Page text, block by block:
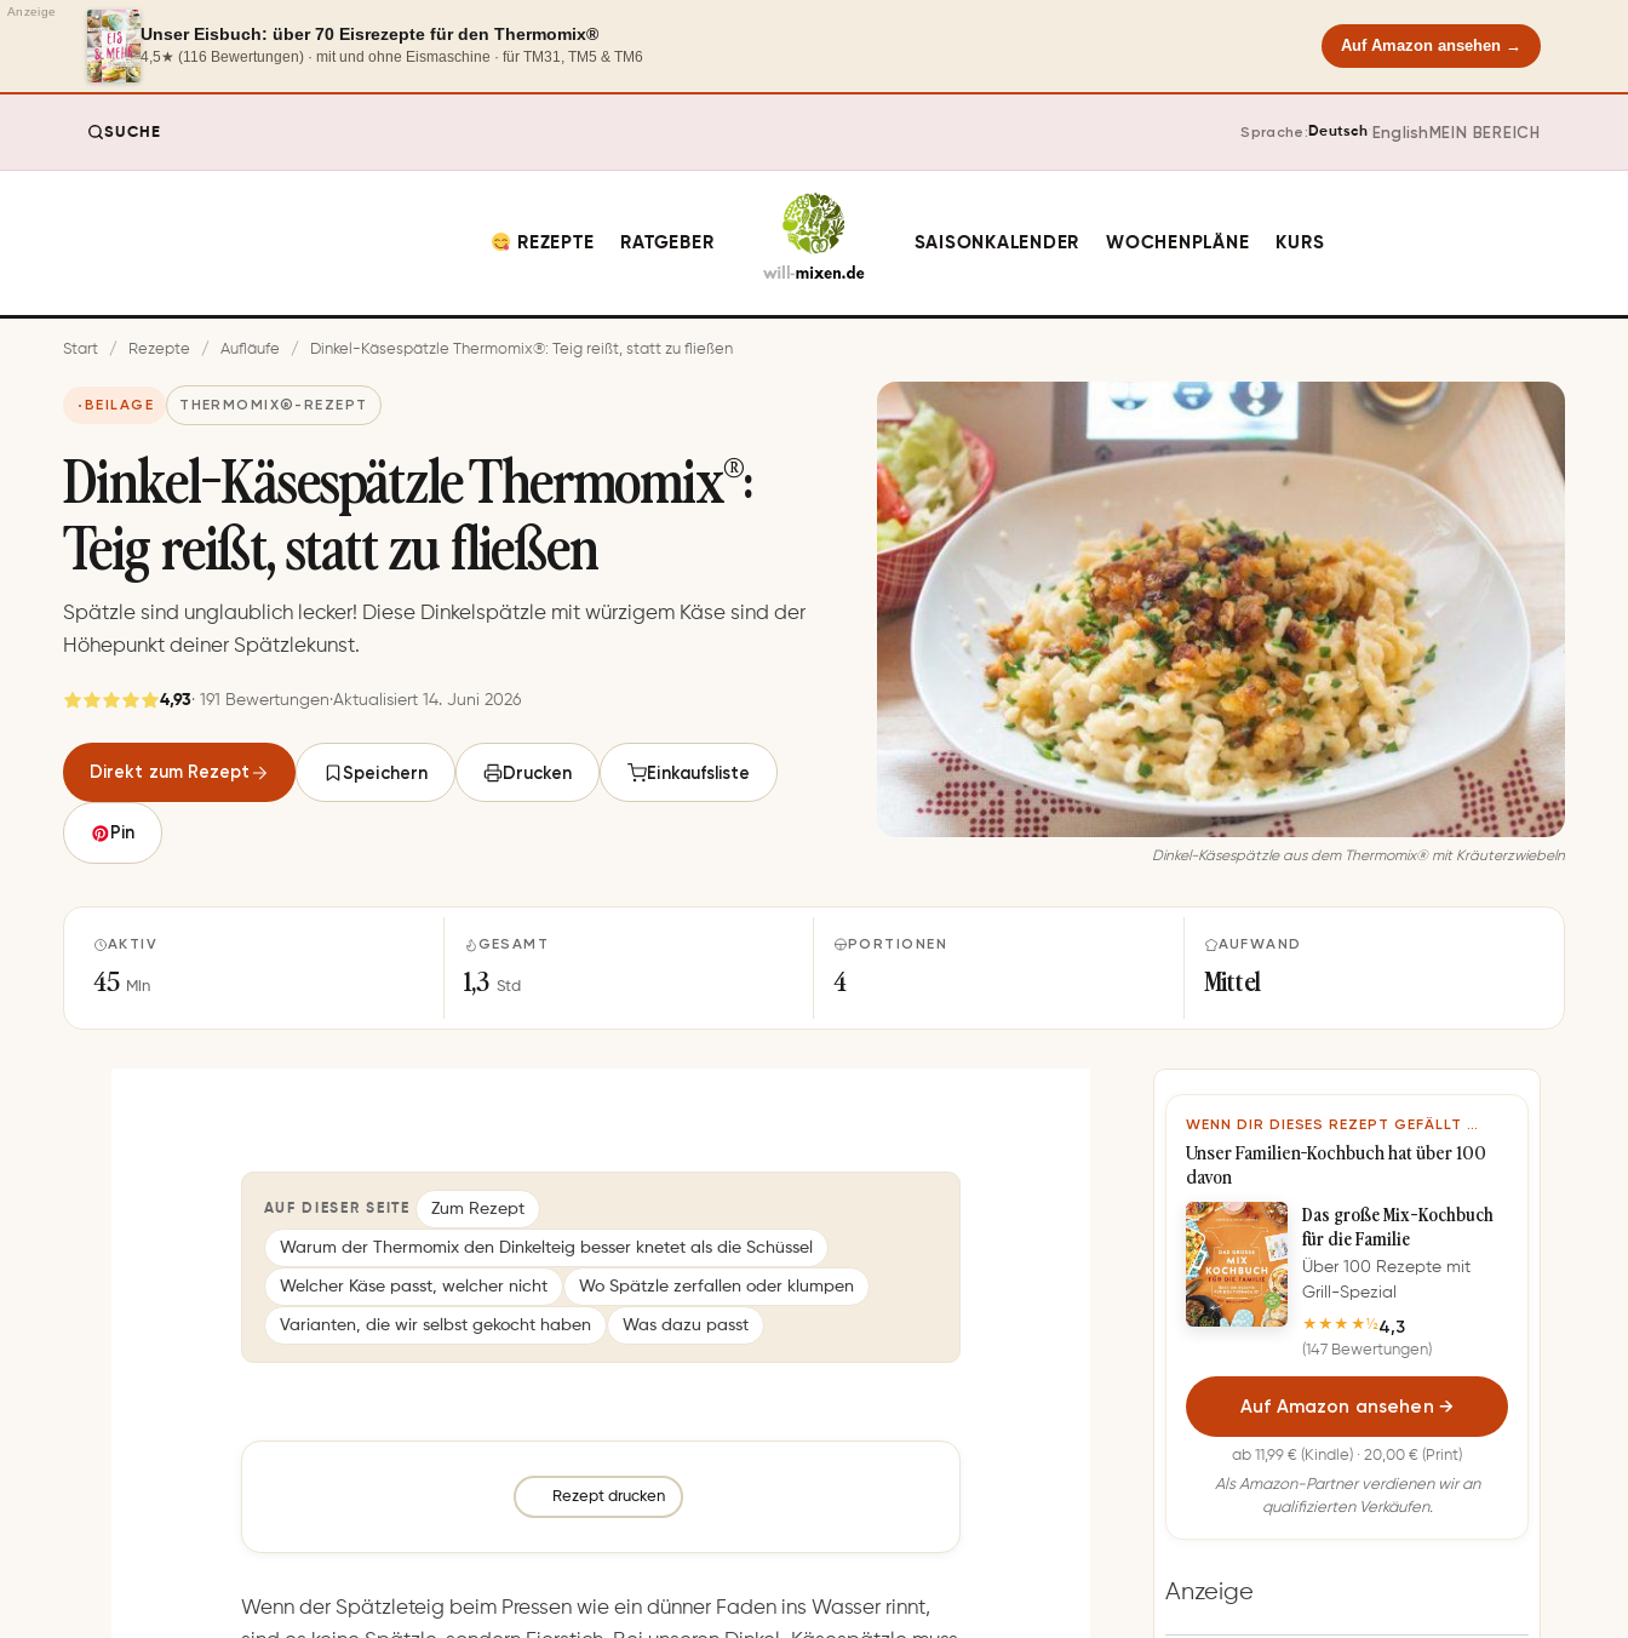
Anzeige
Unser Eisbuch: über 70 Eisrezepte für den Thermomix®
4,5★ (116 Bewertungen) · mit und ohne Eismaschine · für TM31, TM5 & TM6
Auf Amazon ansehen →
SUCHE Sprache:Deutsch· EnglishMEIN BEREICH
REZEPTE RATGEBER SAISONKALENDER WOCHENPLÄNE KURS
Start / Rezepte / Aufläufe / Dinkel-Käsespätzle Thermomix®: Teig reißt, statt zu fließen
BEILAGE THERMOMIX®-REZEPT
Dinkel-Käsespätzle Thermomix®:
Teig reißt, statt zu fließen
Spätzle sind unglaublich lecker! Diese Dinkelspätzle mit würzigem Käse sind der
Höhepunkt deiner Spätzlekunst.
4,93· 191 Bewertungen·Aktualisiert 14. Juni 2026
Direkt zum Rezept
Gespeichert
Speichern
Speichern Drucken Einkaufsliste
Pin
Dinkel-Käsespätzle aus dem Thermomix® mit Kräuterzwiebeln
AKTIV
45 Min
GESAMT
1,3 Std
PORTIONEN
4
AUFWAND
Mittel
AUF DIESER SEITE Zum Rezept
Warum der Thermomix den Dinkelteig besser knetet als die Schüssel
Welcher Käse passt, welcher nicht Wo Spätzle zerfallen oder klumpen
Varianten, die wir selbst gekocht haben Was dazu passt
Rezept drucken
Wenn der Spätzleteig beim Pressen wie ein dünner Faden ins Wasser rinnt,
WENN DIR DIESES REZEPT GEFÄLLT …
Unser Familien-Kochbuch hat über 100
davon
Das große Mix-Kochbuch
für die Familie
Über 100 Rezepte mit
Grill-Spezial
★★★★½4,3
(147 Bewertungen)
Auf Amazon ansehen →
ab 11,99 € (Kindle) · 20,00 € (Print)
Als Amazon-Partner verdienen wir an
qualifizierten Verkäufen.
Anzeige